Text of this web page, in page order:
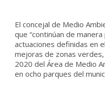
El concejal de Medio
que “continúan de
actuaciones definidas en
mejoras de zonas
2020 del Área de Medio
en ocho parques del